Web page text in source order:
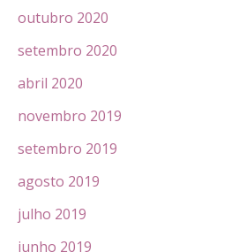
outubro 2020
setembro 2020
abril 2020
novembro 2019
setembro 2019
agosto 2019
julho 2019
junho 2019